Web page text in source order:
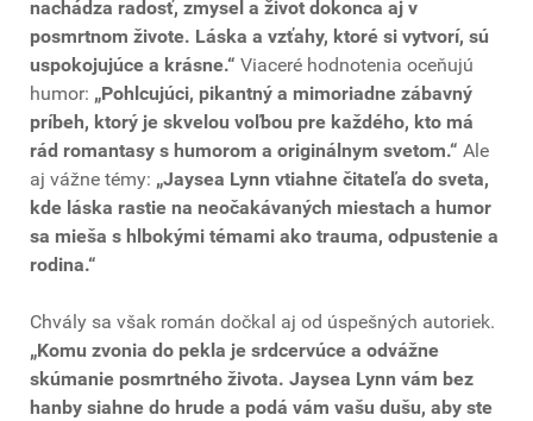
nachádza radosť, zmysel a život dokonca aj v
posmrtnom živote. Láska a vzťahy, ktoré si vytvorí, sú
uspokojujúce a krásne.“ Viaceré hodnotenia oceňujú
humor: „Pohlcujúci, pikantný a mimoriadne zábavný
príbeh, ktorý je skvelou voľbou pre každého, kto má
rád romantasy s humorom a originálnym svetom.“ Ale
aj vážne témy: „Jaysea Lynn vtiahne čitateľa do sveta,
kde láska rastie na neočakávaných miestach a humor
sa mieša s hlbokými témami ako trauma, odpustenie a
rodina.“
Chvály sa však román dočkal aj od úspešných autoriek.
„Komu zvonia do pekla je srdcervúce a odvážne
skúmanie posmrtného života. Jaysea Lynn vám bez
hanby siahne do hrude a podá vám vašu dušu, aby ste